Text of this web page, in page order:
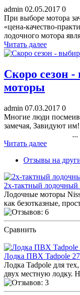
admin 02.05.2017 0
При выборе мотора
«цена-качество-
лодочного мотора
Читать далее
Скоро сезон
моторы
admin 07.03.2017 0
Многие люди
замечая, Завидуют
...
Читать далее
Отзывы на
2х-тактный лодочный
Лодочные моторы
как безотказные,
Сравнить
Лодка ПВХ Tadpole
Лодка Tadpole для
двух местную лодку.